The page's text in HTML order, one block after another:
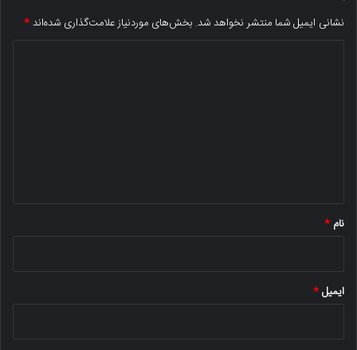
نشانی ایمیل شما منتشر نخواهد شد. بخش‌های موردنیاز علامت‌گذاری شده‌اند*
نام *
ایمیل*